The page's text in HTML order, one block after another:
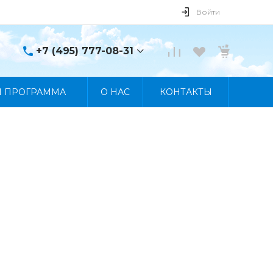
Войти
+7 (495) 777-08-31
+7 (495) 777-08-31
ПРОГРАММА О НАС КОНТАКТЫ